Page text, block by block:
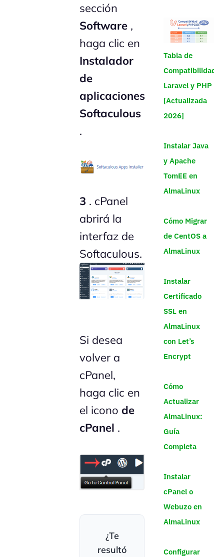
sección
Software ,
haga clic en
Instalador
de
aplicaciones
Softaculous
.
3 . cPanel
abrirá la
interfaz de
Softaculous.
Si desea
volver a
cPanel,
haga clic en
el icono de
cPanel .
¿Te
resultó
Tabla de
Compatibilidad
Laravel y PHP
[Actualizada
2026]
Instalar Java
y Apache
TomEE en
AlmaLinux
Cómo Migrar
de CentOS a
AlmaLinux
Instalar
Certificado
SSL en
AlmaLinux
con Let’s
Encrypt
Cómo
Actualizar
AlmaLinux:
Guía
Completa
Instalar
cPanel o
Webuzo en
AlmaLinux
Configurar